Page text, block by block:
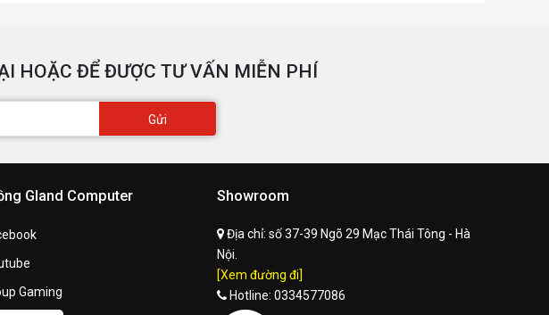
HOẶC ĐỂ ĐƯỢC TƯ VẤN MIỄN PHÍ
Gửi
Gland Computer
Gaming
Showroom
Địa chỉ: số 37-39 Ngõ 29 Mạc Thái Tông - Hà
Nội.
[Xem đường đi]
Hotline: 0334577086